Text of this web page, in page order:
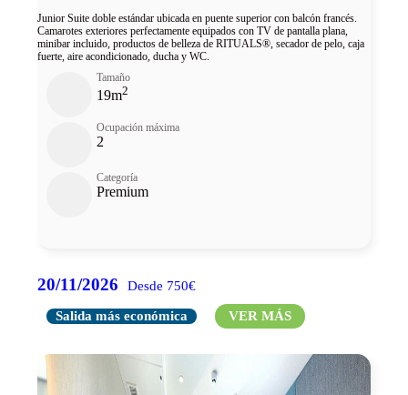
Junior Suite doble estándar ubicada en puente superior con balcón francés.
Camarotes exteriores perfectamente equipados con TV de pantalla plana,
minibar incluido, productos de belleza de RITUALS®, secador de pelo, caja
fuerte, aire acondicionado, ducha y WC.
Tamaño
19m2
Ocupación máxima
2
Categoría
Premium
20/11/2026 Desde 750€
Salida más económica VER MÁS